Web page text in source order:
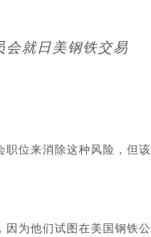
会就日美钢铁交易
位来消除这种风险，但该
因为他们试图在美国钢铁公